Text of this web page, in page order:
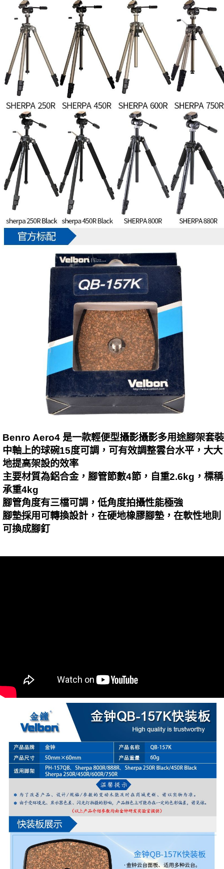
Benro Aero4 是一款輕便型攝影攝影多用途腳架套裝
中軸上的球碗15度可調，可有效調整雲台水平，大大
地提高架設的效率
主要材質為鋁合金，腳管節數4節，自重2.6kg，標稱
承重4kg
腳管角度有三檔可調，低角度拍攝性能極強
腳墊採用可轉換設計，在硬地橡膠腳墊，在軟性地則
可換成腳釘